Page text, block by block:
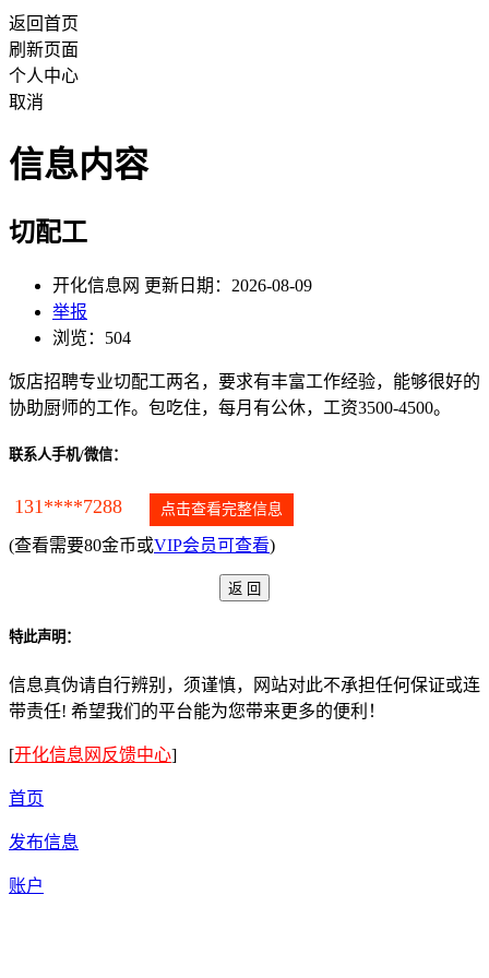
返回首页
刷新页面
个人中心
取消
信息内容
切配工
开化信息网 更新日期：2026-08-09
举报
浏览：504
饭店招聘专业切配工两名，要求有丰富工作经验，能够很好的
协助厨师的工作。包吃住，每月有公休，工资3500-4500。
联系人手机/微信：
131****7288 点击查看完整信息
(查看需要80金币或VIP会员可查看)
特此声明：
信息真伪请自行辨别，须谨慎，网站对此不承担任何保证或连
带责任! 希望我们的平台能为您带来更多的便利！
[开化信息网反馈中心]
首页
发布信息
账户